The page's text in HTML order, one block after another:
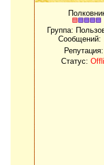
Группа:
Сообщений:
Статус: